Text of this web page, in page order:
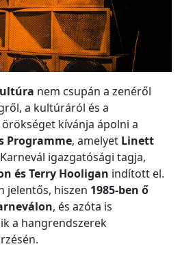
nem csupán a zenéről
a kultúráról és a
kívánja ápolni a
Programme, amelyet Linett
igazgatósági tagja,
és Terry Hooligan indított el.
jelentős, hiszen 1985-ben ő
, és azóta is
a hangrendszerek